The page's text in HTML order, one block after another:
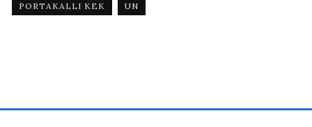
PORTAKALLI KEK
UN